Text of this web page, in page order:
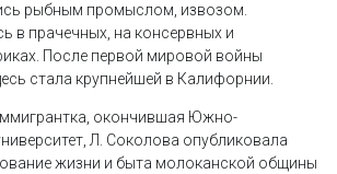
рыбным промыслом, извозом.
в прачечных, на консервных и
После первой мировой войны
стала крупнейшей в Калифорнии.
окончившая Южно-
Л. Соколова опубликовала
жизни и быта молоканской общины